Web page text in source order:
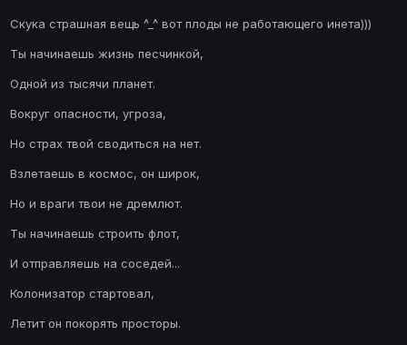
Скука страшная вещь ^_^ вот плоды не работающего инета)))
Ты начинаешь жизнь песчинкой,
Одной из тысячи планет.
Вокруг опасности, угроза,
Но страх твой сводиться на нет.
Взлетаешь в космос, он широк,
Но и враги твои не дремлют.
Ты начинаешь строить флот,
И отправляешь на соседей...
Колонизатор стартовал,
Летит он покорять просторы.